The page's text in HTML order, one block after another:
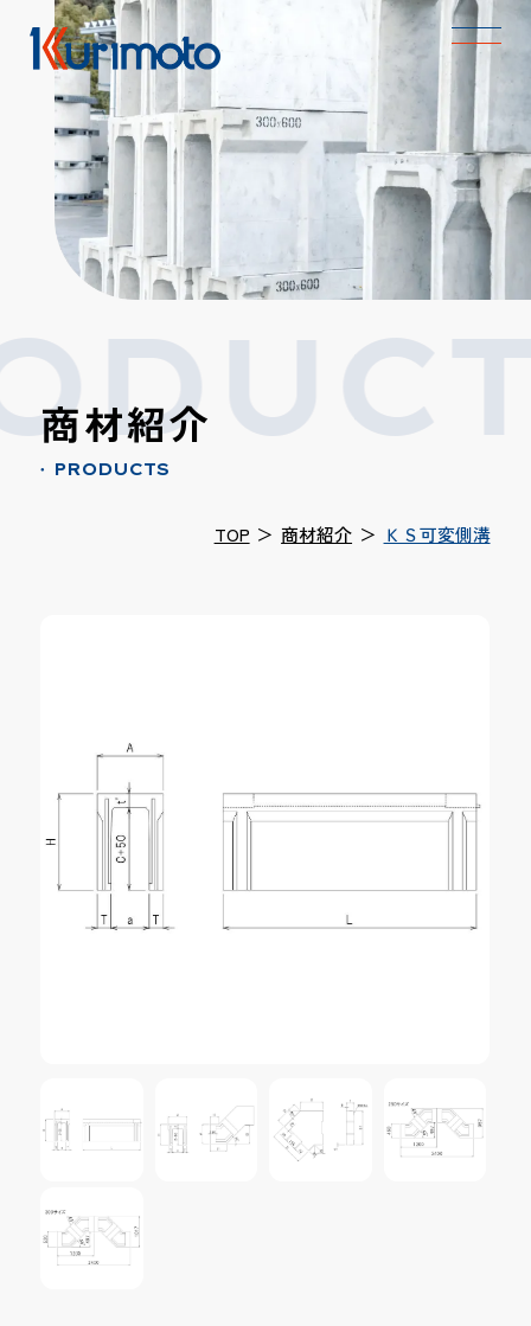
商材紹介
● PRODUCTS
TOP ＞ 商材紹介 ＞ ＫＳ可変側溝